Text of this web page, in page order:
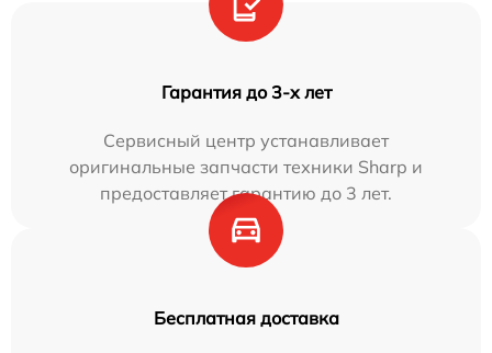
Гарантия до 3-х лет
Сервисный центр устанавливает
оригинальные запчасти техники Sharp и
предоставляет гарантию до 3 лет.
Бесплатная доставка